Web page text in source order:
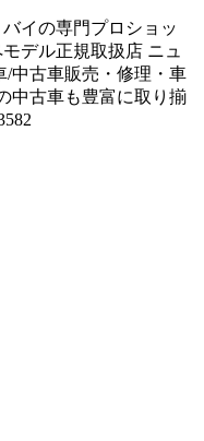
イの専門プロショッ
デル正規取扱店 ニュ
/中古車販売・修理・車
古車も豊富に取り揃